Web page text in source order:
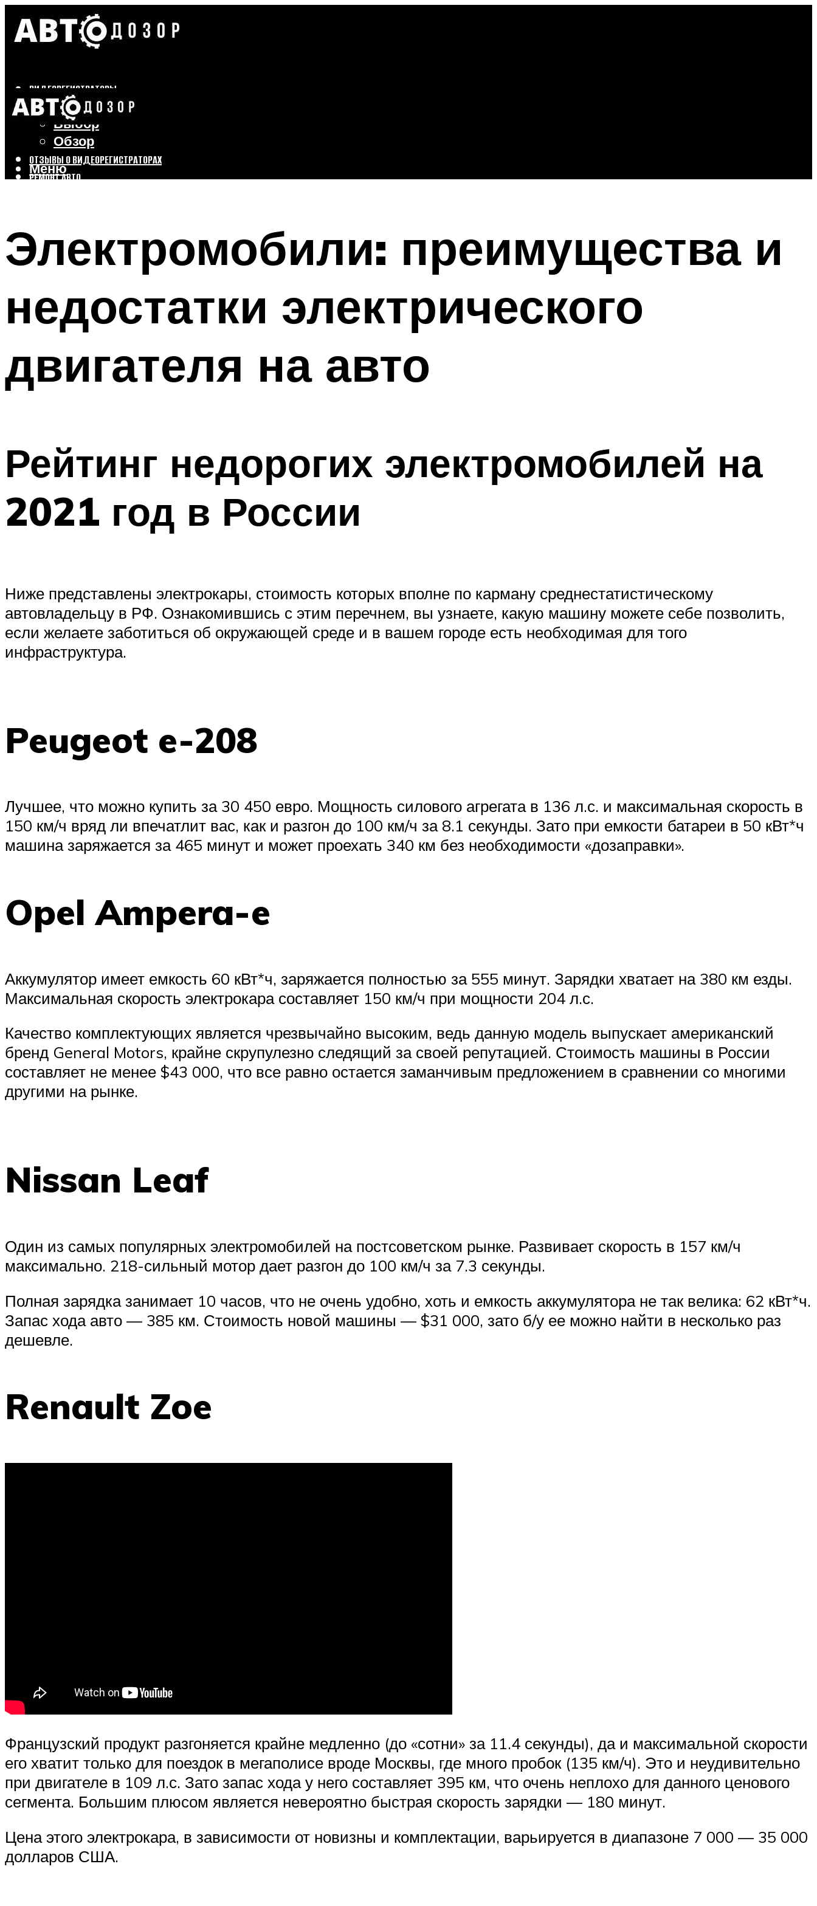
ВИДЕОРЕГИСТРАТОРЫ
Бренды
Выбор
Обзор
ОТЗЫВЫ О ВИДЕОРЕГИСТРАТОРАХ
РЕМОНТ АВТО
Меню
Меню
Электромобили: преимущества и
недостатки электрического
двигателя на авто
Рейтинг недорогих электромобилей на
2021 год в России
Ниже представлены электрокары, стоимость которых вполне по карману среднестатистическому
автовладельцу в РФ. Ознакомившись с этим перечнем, вы узнаете, какую машину можете себе позволить,
если желаете заботиться об окружающей среде и в вашем городе есть необходимая для того
инфраструктура.
Peugeot e-208
Лучшее, что можно купить за 30 450 евро. Мощность силового агрегата в 136 л.с. и максимальная скорость в
150 км/ч вряд ли впечатлит вас, как и разгон до 100 км/ч за 8.1 секунды. Зато при емкости батареи в 50 кВт*ч
машина заряжается за 465 минут и может проехать 340 км без необходимости «дозаправки».
Opel Ampera-e
Аккумулятор имеет емкость 60 кВт*ч, заряжается полностью за 555 минут. Зарядки хватает на 380 км езды.
Максимальная скорость электрокара составляет 150 км/ч при мощности 204 л.с.
Качество комплектующих является чрезвычайно высоким, ведь данную модель выпускает американский
бренд General Motors, крайне скрупулезно следящий за своей репутацией. Стоимость машины в России
составляет не менее $43 000, что все равно остается заманчивым предложением в сравнении со многими
другими на рынке.
Nissan Leaf
Один из самых популярных электромобилей на постсоветском рынке. Развивает скорость в 157 км/ч
максимально. 218-сильный мотор дает разгон до 100 км/ч за 7.3 секунды.
Полная зарядка занимает 10 часов, что не очень удобно, хоть и емкость аккумулятора не так велика: 62 кВт*ч.
Запас хода авто — 385 км. Стоимость новой машины — $31 000, зато б/у ее можно найти в несколько раз
дешевле.
Renault Zoe
Французский продукт разгоняется крайне медленно (до «сотни» за 11.4 секунды), да и максимальной скорости
его хватит только для поездок в мегаполисе вроде Москвы, где много пробок (135 км/ч). Это и неудивительно
при двигателе в 109 л.с. Зато запас хода у него составляет 395 км, что очень неплохо для данного ценового
сегмента. Большим плюсом является невероятно быстрая скорость зарядки — 180 минут.
Цена этого электрокара, в зависимости от новизны и комплектации, варьируется в диапазоне 7 000 — 35 000
долларов США.